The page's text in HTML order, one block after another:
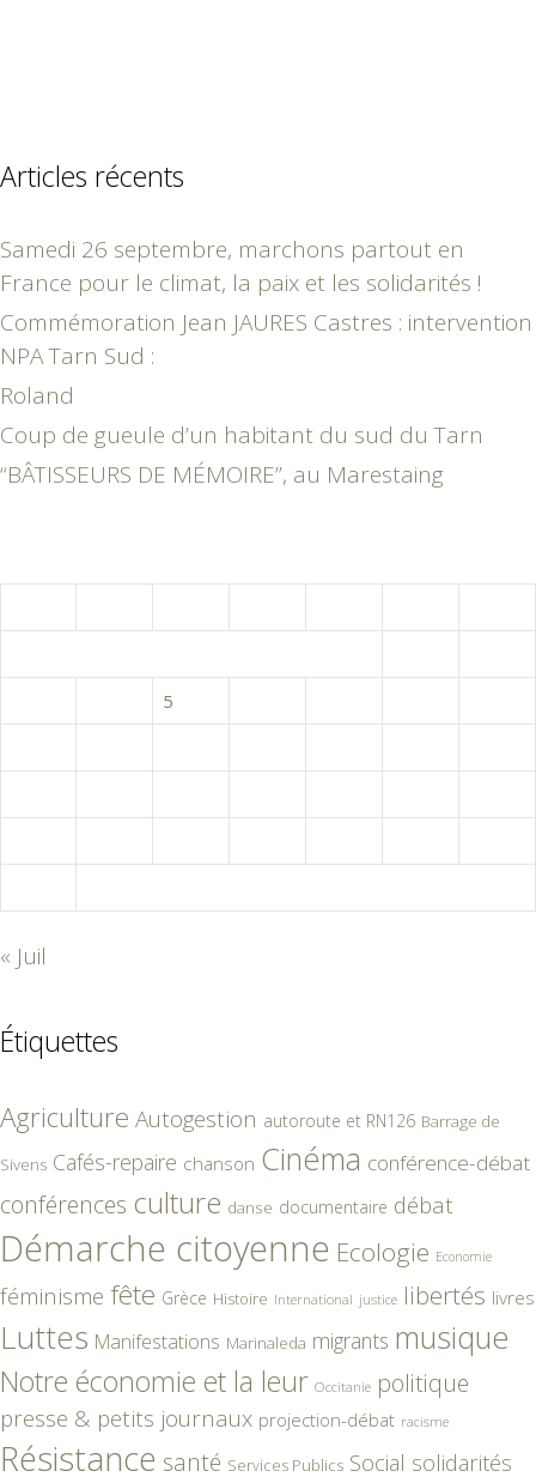
Articles récents
Samedi 26 septembre, marchons partout en
France pour le climat, la paix et les solidarités !
Commémoration Jean JAURES Castres : intervention
NPA Tarn Sud :
Roland
Coup de gueule d’un habitant du sud du Tarn
“BÂTISSEURS DE MÉMOIRE”, au Marestaing
5
« Juil
Étiquettes
Agriculture Autogestion autoroute et RN126 Barrage de
Sivens Cafés-repaire chanson Cinéma conférence-débat
conférences culture danse documentaire débat
Démarche citoyenne Ecologie Economie
féminisme fête Grèce Histoire International justice libertés livres
Luttes Manifestations Marinaleda migrants musique
Notre économie et la leur Occitanie politique
presse & petits journaux projection-débat racisme
Résistance santé Services Publics Social solidarités